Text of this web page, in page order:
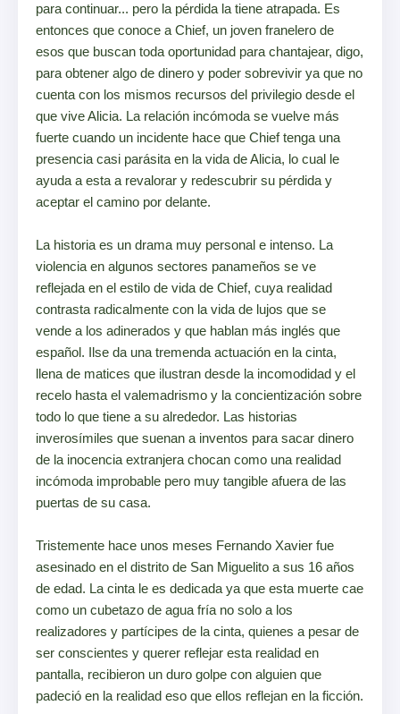
para continuar... pero la pérdida la tiene atrapada. Es
entonces que conoce a Chief, un joven franelero de
esos que buscan toda oportunidad para chantajear, digo,
para obtener algo de dinero y poder sobrevivir ya que no
cuenta con los mismos recursos del privilegio desde el
que vive Alicia. La relación incómoda se vuelve más
fuerte cuando un incidente hace que Chief tenga una
presencia casi parásita en la vida de Alicia, lo cual le
ayuda a esta a revalorar y redescubrir su pérdida y
aceptar el camino por delante.
La historia es un drama muy personal e intenso. La
violencia en algunos sectores panameños se ve
reflejada en el estilo de vida de Chief, cuya realidad
contrasta radicalmente con la vida de lujos que se
vende a los adinerados y que hablan más inglés que
español. Ilse da una tremenda actuación en la cinta,
llena de matices que ilustran desde la incomodidad y el
recelo hasta el valemadrismo y la concientización sobre
todo lo que tiene a su alrededor. Las historias
inverosímiles que suenan a inventos para sacar dinero
de la inocencia extranjera chocan como una realidad
incómoda improbable pero muy tangible afuera de las
puertas de su casa.
Tristemente hace unos meses Fernando Xavier fue
asesinado en el distrito de San Miguelito a sus 16 años
de edad. La cinta le es dedicada ya que esta muerte cae
como un cubetazo de agua fría no solo a los
realizadores y partícipes de la cinta, quienes a pesar de
ser conscientes y querer reflejar esta realidad en
pantalla, recibieron un duro golpe con alguien que
padeció en la realidad eso que ellos reflejan en la ficción.